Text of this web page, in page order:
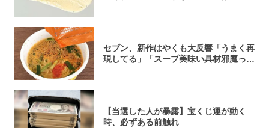
セブン、新作はやくも大反響「うまく再
現してる」「スープ美味い具材邪魔って
【当選した人が暴露】宝くじ運が動く
時、必ずある前触れ